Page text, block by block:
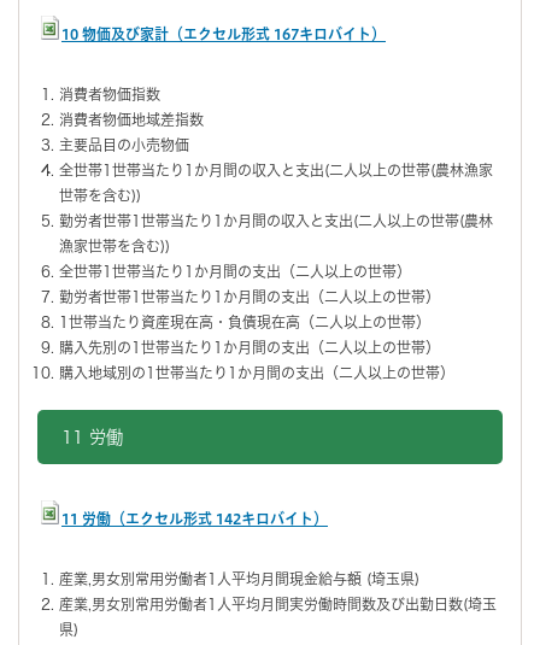
10 物価及び家計（エクセル形式 167キロバイト）
消費者物価指数
消費者物価地域差指数
主要品目の小売物価
全世帯1世帯当たり1か月間の収入と支出(二人以上の世帯(農林漁家
世帯を含む))
勤労者世帯1世帯当たり1か月間の収入と支出(二人以上の世帯(農林
漁家世帯を含む))
全世帯1世帯当たり1か月間の支出（二人以上の世帯）
勤労者世帯1世帯当たり1か月間の支出（二人以上の世帯）
1世帯当たり資産現在高・負債現在高（二人以上の世帯）
購入先別の1世帯当たり1か月間の支出（二人以上の世帯）
購入地域別の1世帯当たり1か月間の支出（二人以上の世帯）
11 労働
11 労働（エクセル形式 142キロバイト）
産業,男女別常用労働者1人平均月間現金給与額 (埼玉県)
産業,男女別常用労働者1人平均月間実労働時間数及び出勤日数(埼玉
県)